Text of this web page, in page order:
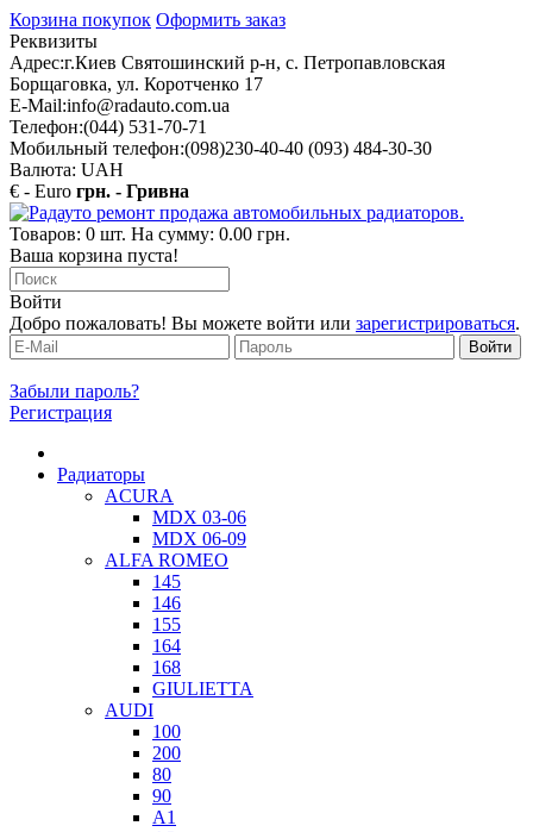
Корзина покупок Оформить заказ
Реквизиты
Адрес:г.Киев Святошинский р-н, с. Петропавловская
Борщаговка, ул. Коротченко 17
E-Mail:info@radauto.com.ua
Телефон:(044) 531-70-71
Мобильный телефон:(098)230-40-40 (093) 484-30-30
Валюта: UAH
€ - Euro грн. - Гривна
Товаров: 0 шт. На сумму: 0.00 грн.
Ваша корзина пуста!
Войти
Добро пожаловать! Вы можете войти или зарегистрироваться.
Забыли пароль?
Регистрация
Радиаторы
ACURA
MDX 03-06
MDX 06-09
ALFA ROMEO
145
146
155
164
168
GIULIETTA
AUDI
100
200
80
90
A1